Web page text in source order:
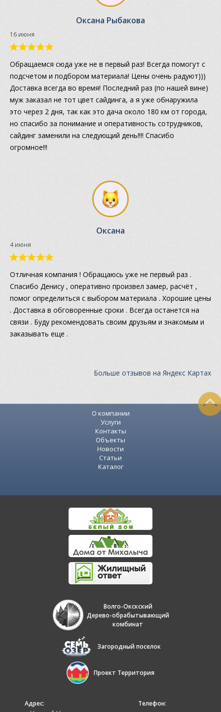
Оксана Рыбакова
16 июня
Обращаемся сюда уже не в первый раз! Всегда помогут с
подсчетом и подбором материала! Цены очень радуют)))
Доставка всегда во время! Последний раз (по нашей вине)
муж заказал не тот цвет сайдинга, а я уже обнаружила
это через 2 дня, так как это дача около 180 км от города,
но спасибо за понимание и оперативность сотрудников,
сайдинг заменили на следующий день!!!! Спасибо
огромное!!!
Оксана
4 июня
Отличная компания ! Обращаюсь уже не первый раз .
Спасибо Денису , оперативно произвел замер, расчёт ,
помог определиться с выбором материала . Хорошие цены
. Доставка в обговоренные сроки . Всегда останется на
связи . Буду рекомендовать своим друзьям и знакомым и
заказывать еще .
Больше отзывов на Яндекс Картах
О компании
Услуги
Контакты
Объекты
Новости
Статьи
Каталог
Волго-Окскский
Дерево-обрабытывающий
комбинат
Загородный поселок
Проект Территория
Адрес:
Телефон: